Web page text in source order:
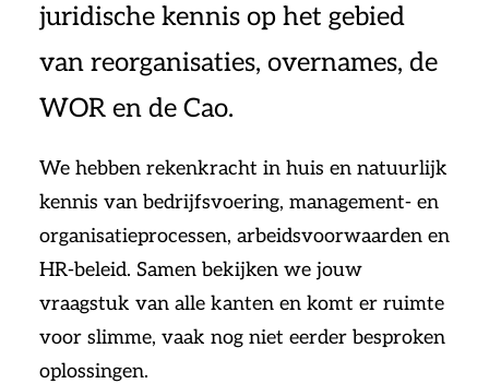
juridische kennis op het gebied
van reorganisaties, overnames, de
WOR en de Cao.
We hebben rekenkracht in huis en natuurlijk
kennis van bedrijfsvoering, management- en
organisatieprocessen, arbeidsvoorwaarden en
HR-beleid. Samen bekijken we jouw
vraagstuk van alle kanten en komt er ruimte
voor slimme, vaak nog niet eerder besproken
oplossingen.